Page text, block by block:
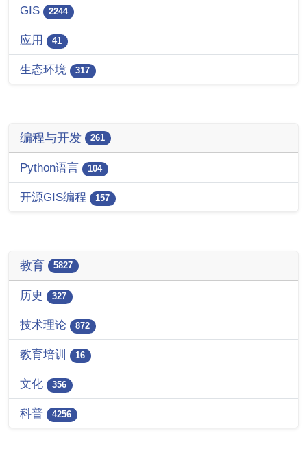
GIS 2244
应用 41
生态环境 317
编程与开发 261
Python语言 104
开源GIS编程 157
教育 5827
历史 327
技术理论 872
教育培训 16
文化 356
科普 4256